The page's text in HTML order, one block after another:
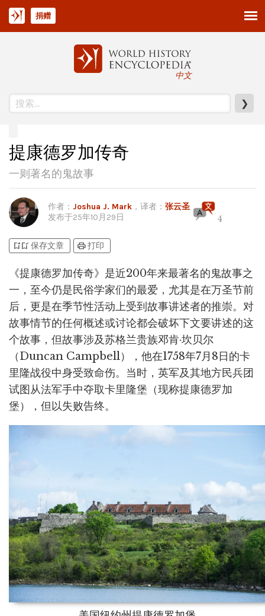
中文
❯
捐赠
提康德罗加传奇
一则著名的鬼故事
作者 ： Joshua J. Mark ，译者： 张云圣
发布于25年10月29日 4
bookmark_addbookmark_added 保存文章 print打印
《提康德罗加传奇》是近200年来最著名的鬼故事之
一，至今仍是民俗学家们的最爱，尤其是在万圣节前
后，更是在季节性活动上受到故事讲述者的推崇。对
故事情节的任何概述或讨论都会破坏下文要讲述的这
个故事，但故事涉及苏格兰贵族邓肯·坎贝尔
（Duncan Campbell），他在1758年7月8日的卡
里隆战役中身受致命伤。当时，英军及其地方民兵团
试图从法军手中夺取卡里隆堡（现称提康德罗加
堡），但以失败告终。